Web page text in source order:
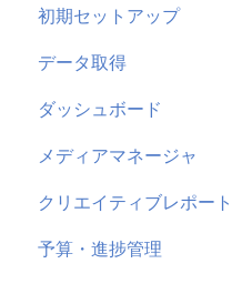
新機能
機能改善
仕様変更
初期セットアップ
データ取得
メディア共通
Google広告
Meta広告
TikTok広告
ダッシュボード
使い方
よくある質問
メディアマネージャ
使い方
よくある質問
クリエイティブレポート
使い方
予算・進捗管理